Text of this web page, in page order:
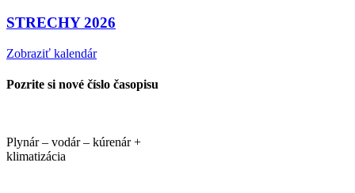
STRECHY 2026
Zobraziť kalendár
Pozrite si nové číslo časopisu
Plynár – vodár – kúrenár +
klimatizácia